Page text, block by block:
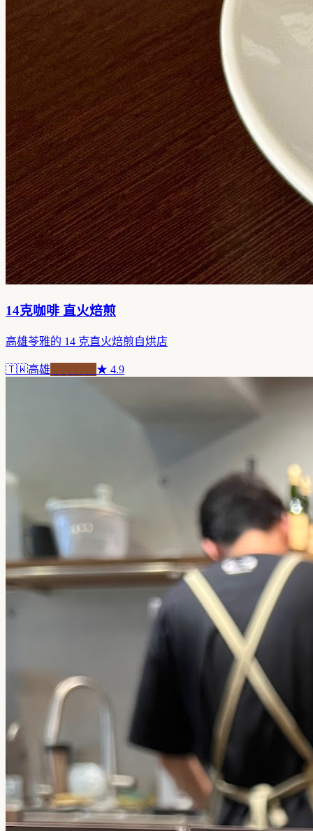
14克咖啡 直火焙煎
高雄苓雅的 14 克直火焙煎自烘店
🇹🇼高雄 ★ 4.9